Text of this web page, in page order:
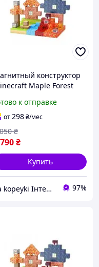
конструктор
Maple Forest
в кленовом
200 деталей
к отправке
от298₴/мес
₴
₴
Купить
Зa kopeyki Інтернет магазин 97%